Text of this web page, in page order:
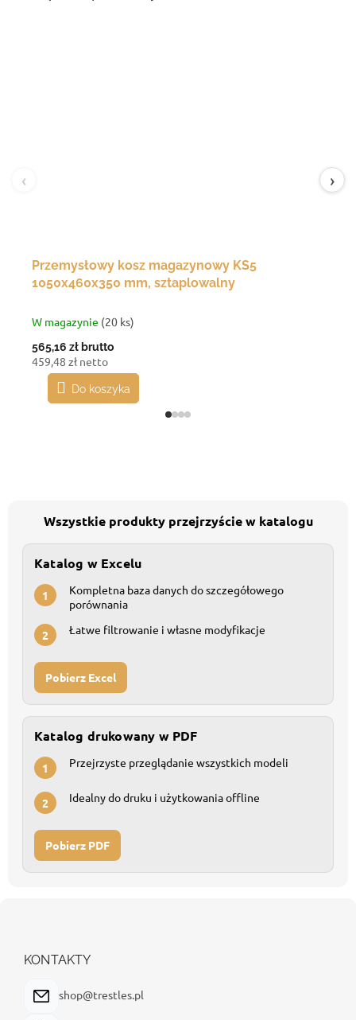
Przemysłowy kosz magazynowy KS5
1050x460x350 mm, sztaplowalny
W magazynie (20 ks)
565,16 zł brutto
459,48 zł netto
Do koszyka
‹ ›
Wszystkie produkty przejrzyście w katalogu
Katalog w Excelu
1
Kompletna baza danych do szczegółowego
porównania
2 Łatwe filtrowanie i własne modyfikacje
Pobierz Excel
Katalog drukowany w PDF
1 Przejrzyste przeglądanie wszystkich modeli
2 Idealny do druku i użytkowania offline
Pobierz PDF
KONTAKTY
shop@trestles.pl